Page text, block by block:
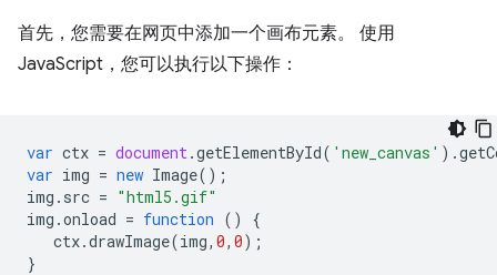
首先，您需要在网页中添加一个画布元素。 使用
JavaScript，您可以执行以下操作：
var ctx = document.getElementById( 'new_canvas' ).
var img = new Image();
img . src = "html5.gif"
img .onload = function ()
{
ctx.drawImage(img, 0, 0);
}